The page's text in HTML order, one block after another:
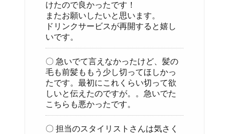
けたので良かったです！
またお願いしたいと思います。
ドリンクサービスが再開すると嬉し
いです。
〇 急いでて言えなかったけど、髪の
毛も前髪ももう少し切ってほしかっ
たです。最初にこれくらい切って欲
しいと伝えたのですが。。急いでた
こちらも悪かったです。
〇 担当のスタイリストさんは気さく